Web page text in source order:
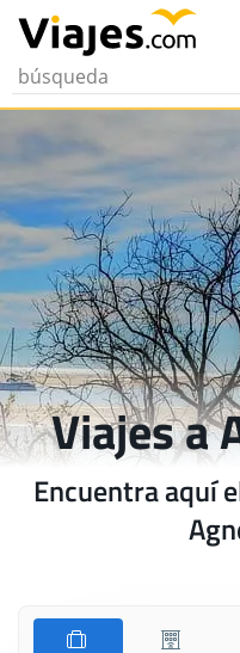
Viajes a
Encuentra aquí